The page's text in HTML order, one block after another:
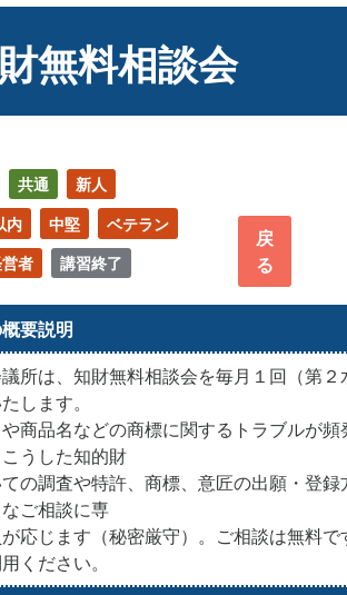
無料相談会
共通
新人
内
中堅
ベテラン
者 講習終了
戻
る
要説明
所は、知財無料相談会を毎月１回（第２
します。
商品名などの商標に関するトラブルが頻
うした知的財
の調査や特許、商標、意匠の出願・登録
ご相談に専
応じます（秘密厳守）。ご相談は無料で
ください。